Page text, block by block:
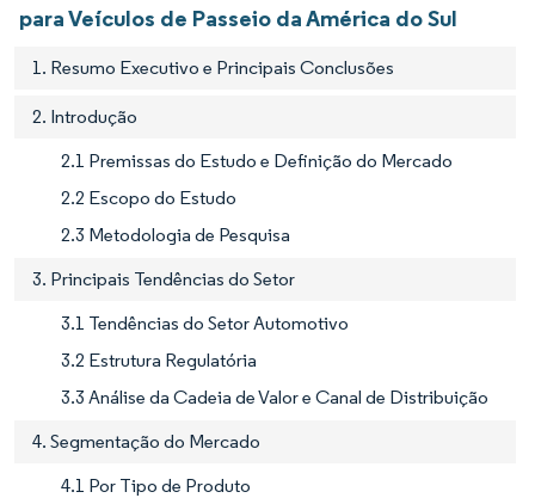
para Veículos de Passeio da América do Sul
1. Resumo Executivo e Principais Conclusões
2. Introdução
2.1 Premissas do Estudo e Definição do Mercado
2.2 Escopo do Estudo
2.3 Metodologia de Pesquisa
3. Principais Tendências do Setor
3.1 Tendências do Setor Automotivo
3.2 Estrutura Regulatória
3.3 Análise da Cadeia de Valor e Canal de Distribuição
4. Segmentação do Mercado
4.1 Por Tipo de Produto